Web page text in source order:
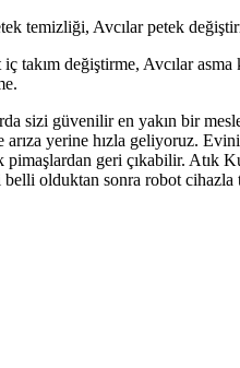
temizliği, Avcılar petek
değiştirme, Avcılar
sizi güvenilir en yakın bir
yerine hızla geliyoruz.
geri çıkabilir. Atık
olduktan sonra robot cihazla